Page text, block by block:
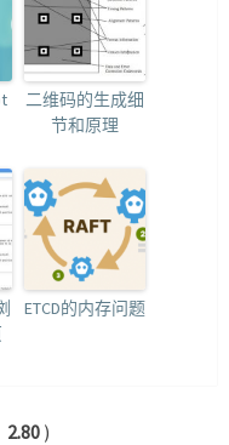
二维码的生成细
节和原理
ETCD的内存问题
2.80 )